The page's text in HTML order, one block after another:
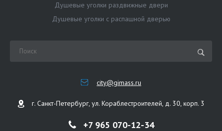
Душевые уголки раздвижные двери
Душевые уголки с распашной дверью
city@gimass.ru
г. Санкт-Петербург, ул. Кораблестроителей, д. 30, корп. 3
+7 965 070-12-34